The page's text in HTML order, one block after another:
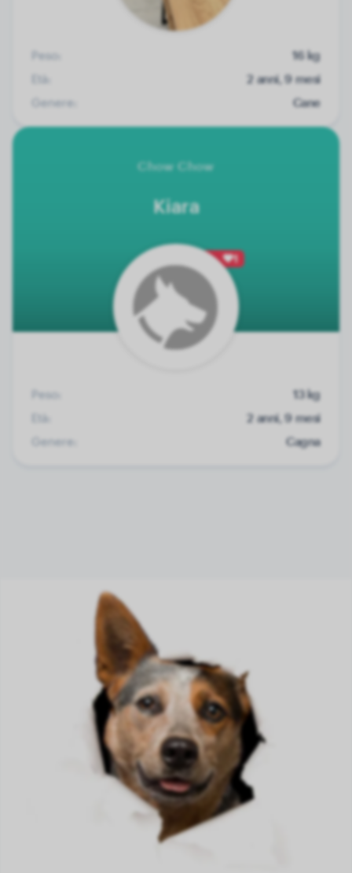
Peso:
16 kg
Età:
2 anni, 9 mesi
Genere:
Cane
Chow Chow
Kiara
1
Peso:
13 kg
Età:
2 anni, 9 mesi
Genere:
Cagna